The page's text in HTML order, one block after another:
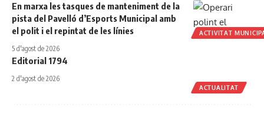
ACTIVITAT
En marxa les tasques de manteniment de la
pista del Pavelló d’Esports Municipal amb
el polit i el repintat de les línies
5 d'agost de 2026
ACTUALITAT
Editorial 1794
2 d'agost de 2026